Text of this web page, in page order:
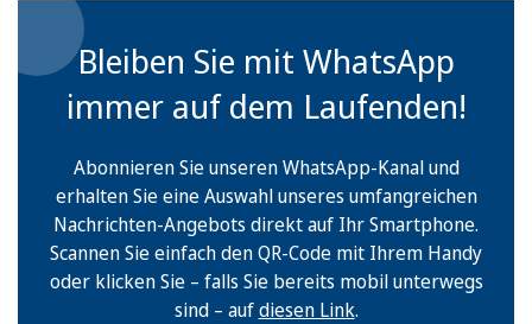
Bleiben Sie mit WhatsApp
immer auf dem Laufenden!
Abonnieren Sie unseren WhatsApp-Kanal und
erhalten Sie eine Auswahl unseres umfangreichen
Nachrichten-Angebots direkt auf Ihr Smartphone.
Scannen Sie einfach den QR-Code mit Ihrem Handy
oder klicken Sie – falls Sie bereits mobil unterwegs
sind – aufdiesen Link.